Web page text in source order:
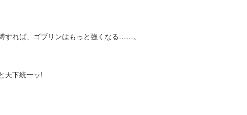
すれば、ゴブリンはもっと強くなる……。
天下統一ッ!